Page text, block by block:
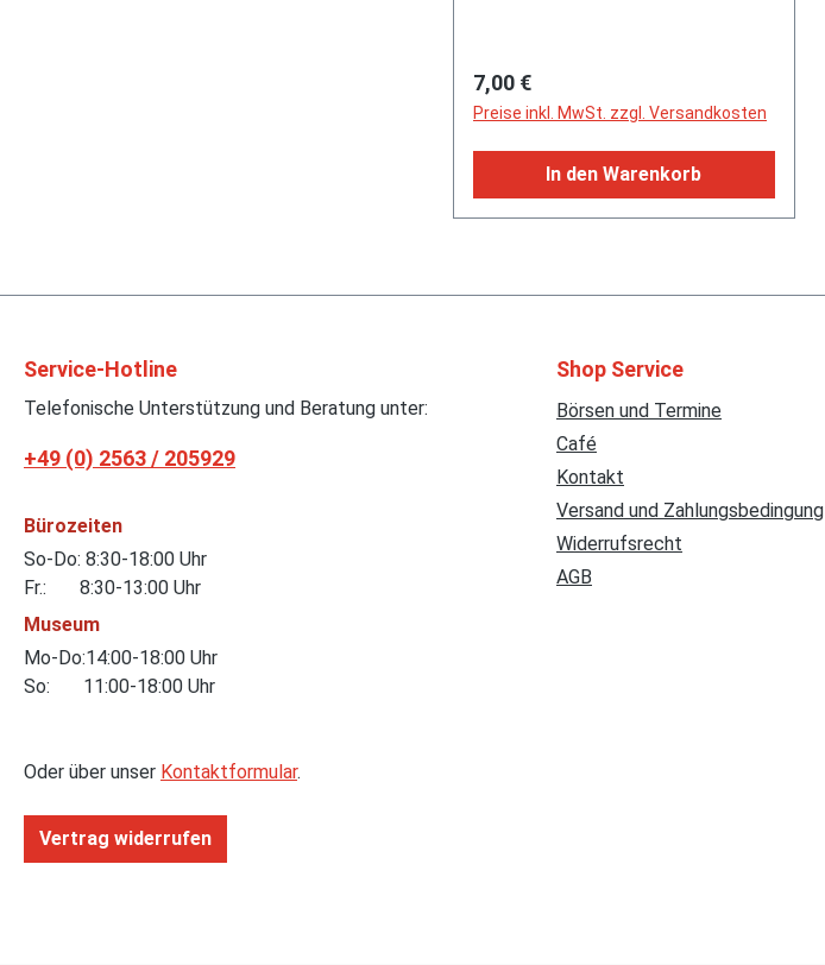
Bericht über Siku Mercedes L 409
Spardosen und V 157 Magirus
Sprengwagen
Regulärer Preis:
7,00 €
Preise inkl. MwSt. zzgl. Versandkosten
In den Warenkorb
Service-Hotline
Telefonische Unterstützung und Beratung unter:
+49 (0) 2563 / 205929
Bürozeiten
So-Do: 8:30-18:00 Uhr
Fr.: 8:30-13:00 Uhr
Museum
Mo-Do:14:00-18:00 Uhr
So: 11:00-18:00 Uhr
Oder über unser Kontaktformular.
Vertrag widerrufen
Shop Service
Börsen und Termine
Café
Kontakt
Versand und Zahlungsbedingung
Widerrufsrecht
AGB